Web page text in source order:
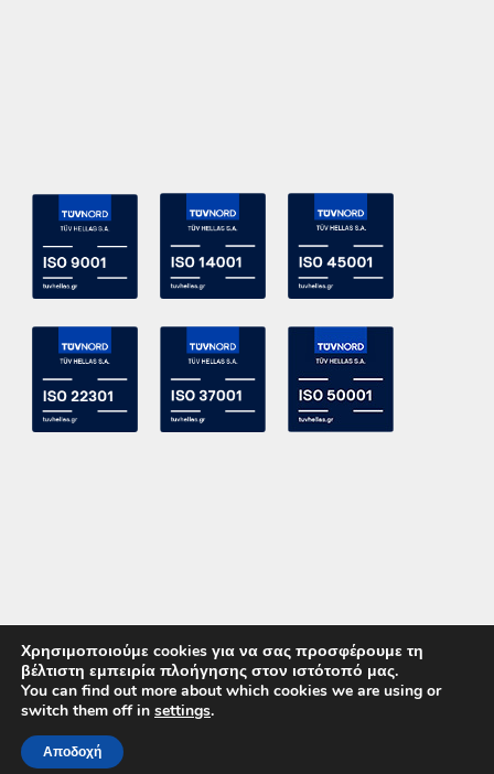
Copyright 2015 ACE Power Electronics - All Right Reserved
ΚΑΛΕΣΤΕ ΜΑΣ
Χρησιμοποιούμε cookies για να σας προσφέρουμε τη
βέλτιστη εμπειρία πλοήγησης στον ιστότοπό μας.
You can find out more about which cookies we are using or
switch them off in settings.
Αποδοχή